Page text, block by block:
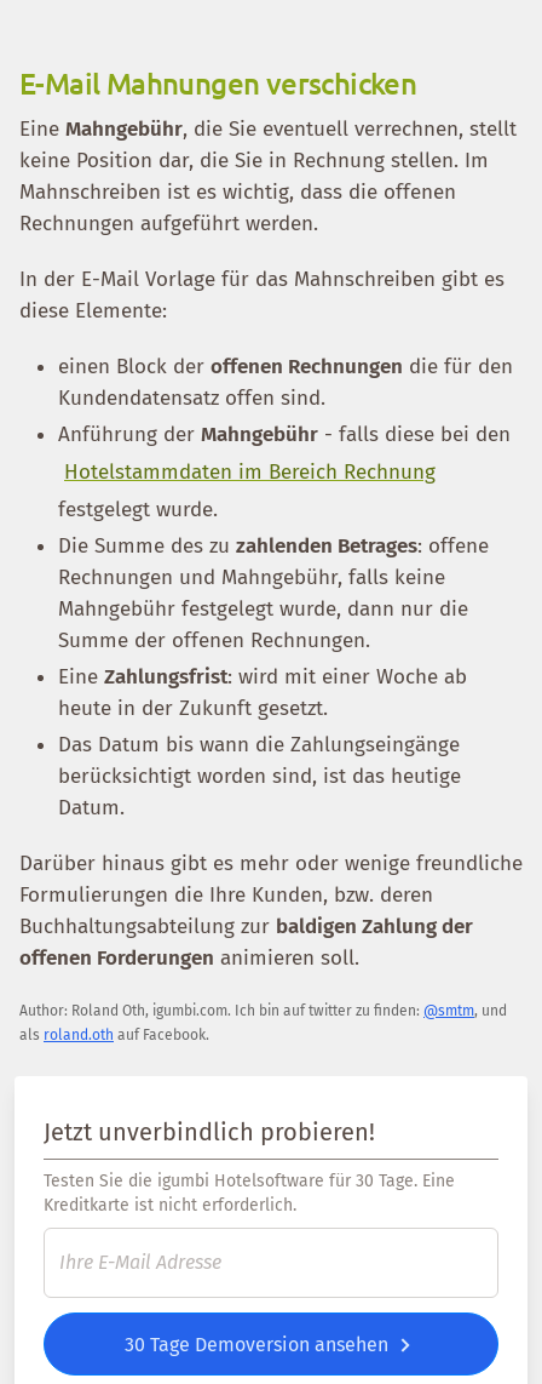
E-Mail Mahnungen verschicken
Eine Mahngebühr, die Sie eventuell verrechnen, stellt
keine Position dar, die Sie in Rechnung stellen. Im
Mahnschreiben ist es wichtig, dass die offenen
Rechnungen aufgeführt werden.
In der E-Mail Vorlage für das Mahnschreiben gibt es
diese Elemente:
einen Block der offenen Rechnungen die für den
Kundendatensatz offen sind.
Anführung der Mahngebühr - falls diese bei den
Hotelstammdaten im Bereich Rechnung
festgelegt wurde.
Die Summe des zu zahlenden Betrages: offene
Rechnungen und Mahngebühr, falls keine
Mahngebühr festgelegt wurde, dann nur die
Summe der offenen Rechnungen.
Eine Zahlungsfrist: wird mit einer Woche ab
heute in der Zukunft gesetzt.
Das Datum bis wann die Zahlungseingänge
berücksichtigt worden sind, ist das heutige
Datum.
Darüber hinaus gibt es mehr oder wenige freundliche
Formulierungen die Ihre Kunden, bzw. deren
Buchhaltungsabteilung zur baldigen Zahlung der
offenen Forderungen animieren soll.
Author: Roland Oth, igumbi.com. Ich bin auf twitter zu finden: @smtm, und
als roland.oth auf Facebook.
Jetzt unverbindlich probieren!
Testen Sie die igumbi Hotelsoftware für 30 Tage. Eine
Kreditkarte ist nicht erforderlich.
30 Tage Demoversion ansehen